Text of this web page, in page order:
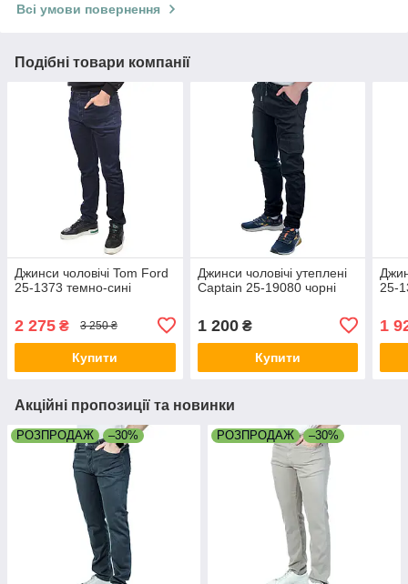
Всі умови повернення
Подібні товари компанії
Джинси чоловічі Tom Ford
25-1373 темно-сині
2 275 ₴ 3 250 ₴
Купити
Джинси чоловічі утеплені
Captain 25-19080 чорні
1 200₴
Купити
25-
1
Акційні пропозиції та новинки
РОЗПРОДАЖ –30% РОЗПРОДАЖ –30%